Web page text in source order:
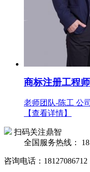
商标注册工程
老师团队-陈工 公
【查看详情】
扫码关注鼎智
全国服务热线：
咨询电话：18127086712